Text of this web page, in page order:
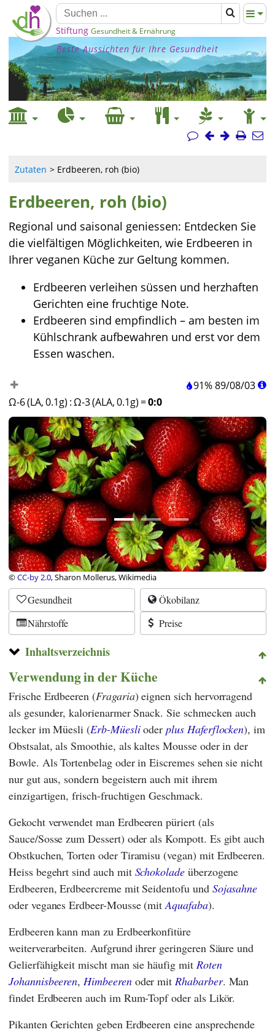
Stiftung Gesundheit & Ernährung
Beste Aussichten für Ihre Gesundheit
Zutaten Erdbeeren, roh (bio)
Erdbeeren, roh (bio)
Regional und saisonal geniessen: Entdecken Sie
die vielfältigen Möglichkeiten, wie Erdbeeren in
Ihrer veganen Küche zur Geltung kommen.
Erdbeeren verleihen süssen und herzhaften
Gerichten eine fruchtige Note.
Erdbeeren sind empfindlich – am besten im
Kühlschrank aufbewahren und erst vor dem
Essen waschen.
91%89/08/03
Ω-6 (LA, 0.1g) :Ω-3 (ALA, 0.1g) =0:0
©CC-by 2.0, Sharon Mollerus, Wikimedia
Gesundheit
Ökobilanz
Nährstoffe
Preise
Inhaltsverzeichnis
Verwendung in der Küche
Frische Erdbeeren (Fragaria) eignen sich hervorragend
als gesunder, kalorienarmer Snack. Sie schmecken auch
lecker im Müesli (Erb-Müeslioderplus Haferflocken), im
Obstsalat, als Smoothie, als kaltes Mousse oder in der
Bowle. Als Tortenbelag oder in Eiscremes sehen sie nicht
nur gut aus, sondern begeistern auch mit ihrem
einzigartigen, frisch-fruchtigen Geschmack.
Gekocht verwendet man Erdbeeren püriert (als
Sauce/Sosse zum Dessert) oder als Kompott. Es gibt auch
Obstkuchen, Torten oder Tiramisu (vegan) mit Erdbeeren.
Heiss begehrt sind auch mit Schokoladeüberzogene
Erdbeeren, Erdbeercreme mit Seidentofu und Sojasahne
oder veganes Erdbeer-Mousse (mitAquafaba).
Erdbeeren kann man zu Erdbeerkonfitüre
weiterverarbeiten. Aufgrund ihrer geringeren Säure und
Gelierfähigkeit mischt man sie häufig mit Roten
Johannisbeeren,Himbeerenoder mitRhabarber. Man
findet Erdbeeren auch im Rum-Topf oder als Likör.
Pikanten Gerichten geben Erdbeeren eine ansprechende